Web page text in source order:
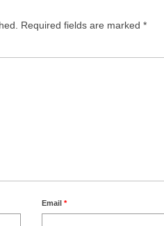
Required fields are marked *
Email*